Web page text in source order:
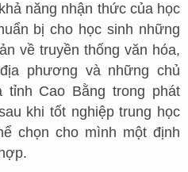
năng nhận thức của học
bị cho học sinh những
về truyền thống văn hóa,
phương và những chủ
Cao Bằng trong phát
khi tốt nghiệp trung học
chọn cho mình một định